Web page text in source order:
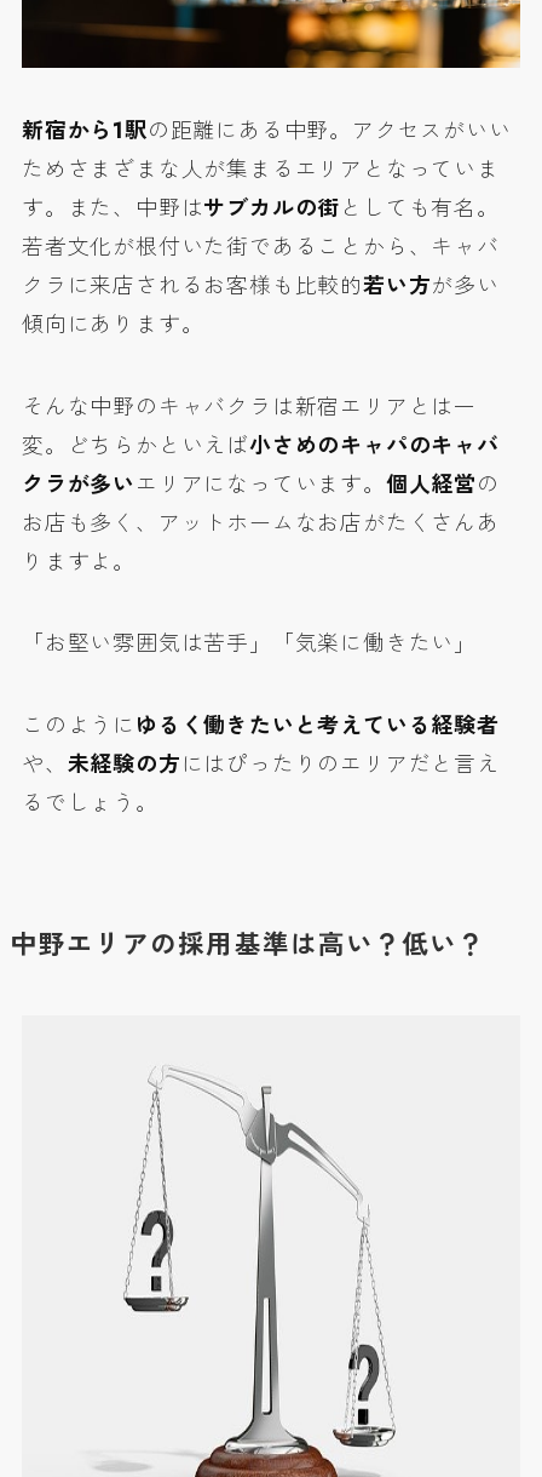
新宿から1駅の距離にある中野。アクセスがいい
ためさまざまな人が集まるエリアとなっていま
す。また、中野はサブカルの街としても有名。
若者文化が根付いた街であることから、キャバ
クラに来店されるお客様も比較的若い方が多い
傾向にあります。
そんな中野のキャバクラは新宿エリアとは一
変。どちらかといえば小さめのキャパのキャバ
クラが多いエリアになっています。 個人経営の
お店も多く、アットホームなお店がたくさんあ
りますよ。
「お堅い雰囲気は苦手」「気楽に働きたい」
このようにゆるく働きたいと考えている経験者
や、 未経験の方にはぴったりのエリアだと言え
るでしょう。
中野エリアの採用基準は高い？低い？